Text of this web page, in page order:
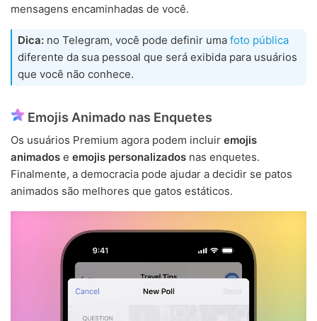
mensagens encaminhadas de você.
Dica: no Telegram, você pode definir uma foto pública
diferente da sua pessoal que será exibida para usuários
que você não conhece.
Emojis Animado nas Enquetes
Os usuários Premium agora podem incluir emojis
animados e emojis personalizados nas enquetes.
Finalmente, a democracia pode ajudar a decidir se patos
animados são melhores que gatos estáticos.